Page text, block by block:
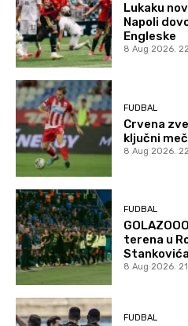
Lukaku
Napoli
Engleske
8 Aug 2026.
FUDBAL
Crvena
ključni
8 Aug 2026.
FUDBAL
terena u
8 Aug 2026.
FUDBAL